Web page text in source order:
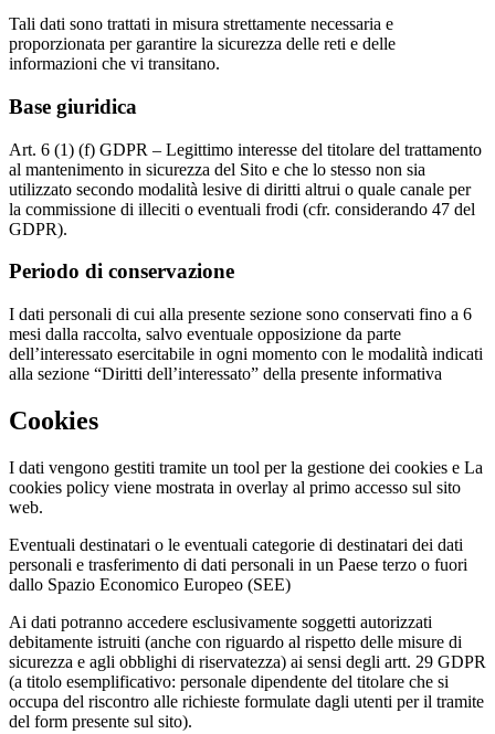
Tali dati sono trattati in misura strettamente necessaria e
proporzionata per garantire la sicurezza delle reti e delle
informazioni che vi transitano.
Base giuridica
Art. 6 (1) (f) GDPR – Legittimo interesse del titolare del trattamento
al mantenimento in sicurezza del Sito e che lo stesso non sia
utilizzato secondo modalità lesive di diritti altrui o quale canale per
la commissione di illeciti o eventuali frodi (cfr. considerando 47 del
GDPR).
Periodo di conservazione
I dati personali di cui alla presente sezione sono conservati fino a 6
mesi dalla raccolta, salvo eventuale opposizione da parte
dell’interessato esercitabile in ogni momento con le modalità indicati
alla sezione “Diritti dell’interessato” della presente informativa
Cookies
I dati vengono gestiti tramite un tool per la gestione dei cookies e La
cookies policy viene mostrata in overlay al primo accesso sul sito
web.
Eventuali destinatari o le eventuali categorie di destinatari dei dati
personali e trasferimento di dati personali in un Paese terzo o fuori
dallo Spazio Economico Europeo (SEE)
Ai dati potranno accedere esclusivamente soggetti autorizzati
debitamente istruiti (anche con riguardo al rispetto delle misure di
sicurezza e agli obblighi di riservatezza) ai sensi degli artt. 29 GDPR
(a titolo esemplificativo: personale dipendente del titolare che si
occupa del riscontro alle richieste formulate dagli utenti per il tramite
del form presente sul sito).